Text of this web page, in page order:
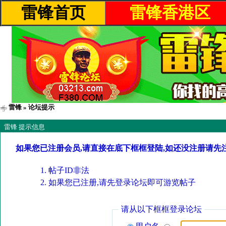
雷锋首页 雷锋香港区
雷锋 » 论坛提示
雷锋 提示信息
如果您已注册会员,请直接在底下框框登陆,如还没注册请先
帖子ID非法
如果您已注册,请先登录论坛即可游览帖子
请从以下框框登录论坛